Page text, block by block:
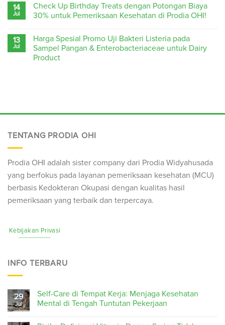
14
Jul
Check Up Birthday Treats dengan Potongan Biaya
30% untuk Pemeriksaan Kesehatan di Prodia OHI!
13
Jul
Harga Spesial Promo Uji Bakteri Listeria pada
Sampel Pangan & Enterobacteriaceae untuk Dairy
Product
TENTANG PRODIA OHI
Prodia OHI adalah sister company dari Prodia Widyahusada
yang berfokus pada layanan pemeriksaan kesehatan (MCU)
berbasis Kedokteran Okupasi dengan kualitas hasil
pemeriksaan yang terbaik dan terpercaya.
Kebijakan Privasi
INFO TERBARU
29
Jul
Self-Care di Tempat Kerja: Menjaga Kesehatan
Mental di Tengah Tuntutan Pekerjaan